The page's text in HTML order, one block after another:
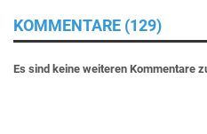
KOMMENTARE (129)
Es sind keine weiteren Kommentare